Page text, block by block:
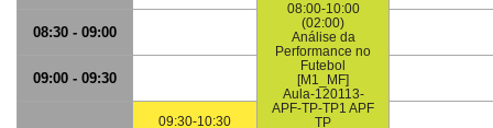
08:00-10:00
(02:00)
Análise da
Performance no
Futebol
[M1_MF]
Aula-120113-
APF-TP-TP1 APF
TP
08:30 - 09:00
09:00 - 09:30
09:30-10:30